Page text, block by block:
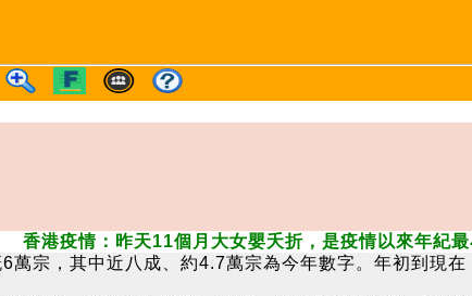
香港疫情：昨天11個月大女嬰夭折，是疫情以來年紀最
萬宗，其中近八成、約4.7萬宗為今年數字。年初到現